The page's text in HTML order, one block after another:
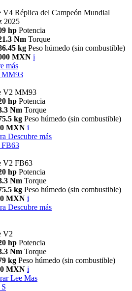
V4 Réplica del Campeón Mundial
2025
hp Potencia
Nm Torque
kg Peso húmedo (sin combustible)
MXN i
más
V2 MM93
hp Potencia
Nm Torque
kg Peso húmedo (sin combustible)
MXN i
Descubre más
V2 FB63
hp Potencia
Nm Torque
kg Peso húmedo (sin combustible)
MXN i
Descubre más
V2
hp Potencia
Nm Torque
kg Peso húmedo (sin combustible)
MXN i
Lee Mas